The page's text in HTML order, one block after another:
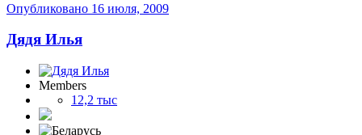
Опубликовано 16 июля, 2009
Дядя Илья
Members
12,2 тыс